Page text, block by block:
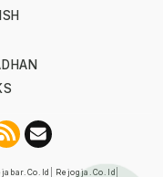
Rejogja.co.id